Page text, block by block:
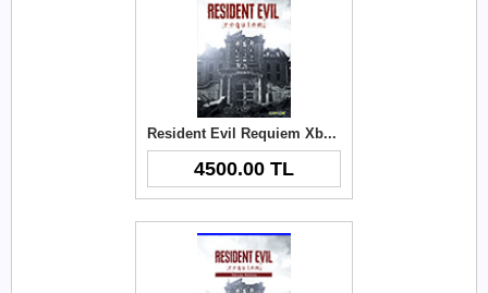
Resident Evil Requiem Xbox Key
4500.00 TL